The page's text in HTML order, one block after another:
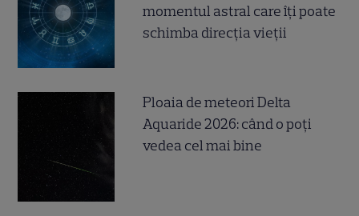
momentul astral care îți poate
schimba direcția vieții
Ploaia de meteori Delta
Aquaride 2026: când o poți
vedea cel mai bine